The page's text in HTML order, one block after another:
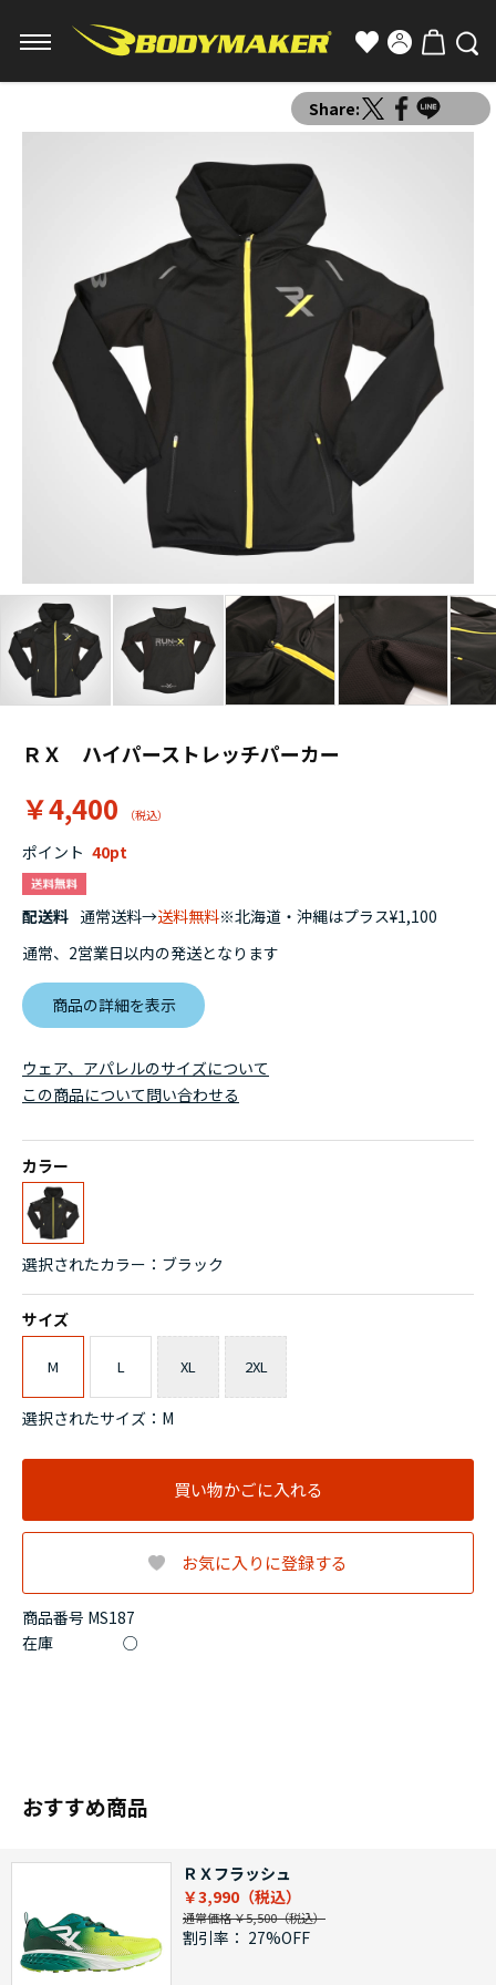
Share:
ＲＸ ハイパーストレッチパーカー
￥4,400
商品番号 MS187
ポイント 40
在庫 ○
配送料 通常送料→送料無料※北海道・沖縄はプラス¥1,100
通常、2営業日以内の発送となります
商品の詳細を表示
ウェア、アパレルのサイズについて
カラー
選択されたカラー：ブラック
サイズ
M L XL 2XL
選択されたサイズ：M
買い物かごに入れる
お気に入りに登録する
この商品について問い合わせる
おすすめ商品
ＲＸフラッシュ
￥3,990
通常価格 ￥5,500
割引率： 27%OFF